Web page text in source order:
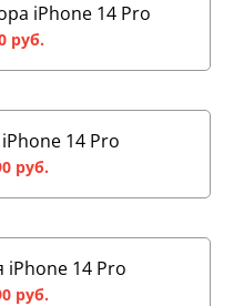
iPhone 14 Pro
руб.
14 Pro
руб.
iPhone 14 Pro
руб.